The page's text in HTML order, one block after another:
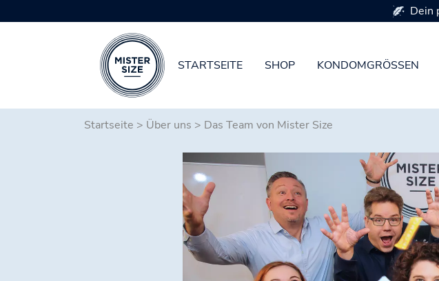
STARTSEITE SHOP KONDOMGRÖSSEN
Startseite > Über uns > Das Team von Mister Size